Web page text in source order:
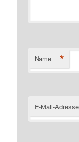
Name *
E-Mail-Adresse